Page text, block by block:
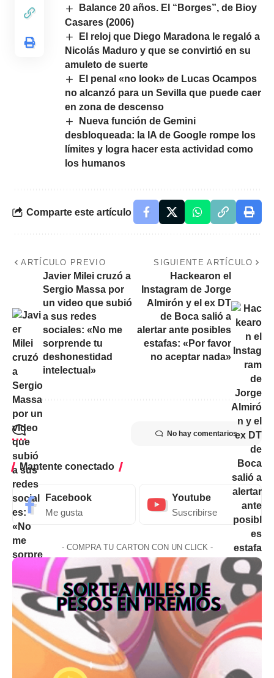
Balance 20 años. El “Borges”, de Bioy
Casares (2006)
El reloj que Diego Maradona le regaló a
Nicolás Maduro y que se convirtió en su
amuleto de suerte
El penal «no look» de Lucas Ocampos
no alcanzó para un Sevilla que puede caer
en zona de descenso
Nueva función de Gemini
desbloqueada: la IA de Google rompe los
límites y logra hacer esta actividad como
los humanos
Comparte este artículo
ARTÍCULO PREVIO
Javier Milei cruzó a
Sergio Massa por
un video que subió
a sus redes
sociales: «No me
sorprende tu
deshonestidad
intelectual»
SIGUIENTE ARTÍCULO
Hackearon el
Instagram de Jorge
Almirón y el ex DT
de Boca salió a
alertar ante posibles
estafas: «Por favor
no aceptar nada»
No hay comentarios
Mantente conectado
Facebook
Me gusta
Youtube
Suscribirse
- COMPRA TU CARTON CON UN CLICK -